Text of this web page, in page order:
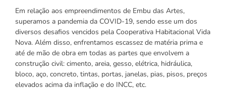
Em relação aos empreendimentos de Embu das Artes,
superamos a pandemia da COVID-19, sendo esse um dos
diversos desafios vencidos pela Cooperativa Habitacional Vida
Nova. Além disso, enfrentamos escassez de matéria prima e
até de mão de obra em todas as partes que envolvem a
construção civil: cimento, areia, gesso, elétrica, hidráulica,
bloco, aço, concreto, tintas, portas, janelas, pias, pisos, preços
elevados acima da inflação e do INCC, etc.